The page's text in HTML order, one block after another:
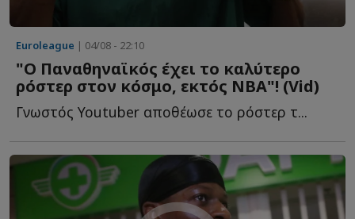
Euroleague | 04/08 - 22:10
"Ο Παναθηναϊκός έχει το καλύτερο
ρόστερ στον κόσμο, εκτός ΝΒΑ"! (Vid)
Γνωστός Youtuber αποθέωσε το ρόστερ τ...